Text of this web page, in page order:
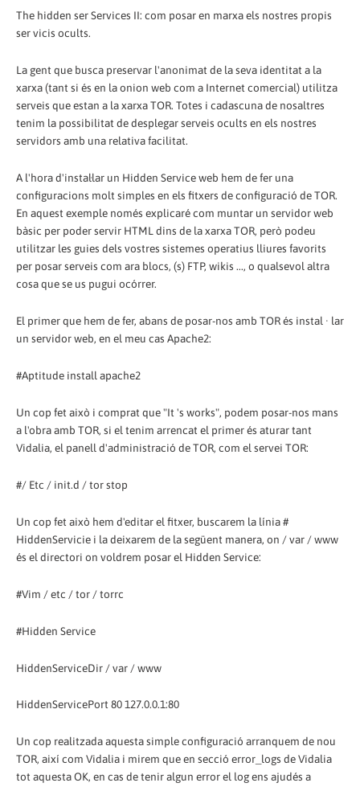
The hidden ser Services II: com posar en marxa els nostres propis
ser vicis ocults.
La gent que busca preservar l'anonimat de la seva identitat a la
xarxa (tant si és en la onion web com a Internet comercial) utilitza
serveis que estan a la xarxa TOR. Totes i cadascuna de nosaltres
tenim la possibilitat de desplegar serveis ocults en els nostres
servidors amb una relativa facilitat.
A l'hora d'instal·lar un Hidden Service web hem de fer una
configuracions molt simples en els fitxers de configuració de TOR.
En aquest exemple només explicaré com muntar un servidor web
bàsic per poder servir HTML dins de la xarxa TOR, però podeu
utilitzar les guies dels vostres sistemes operatius lliures favorits
per posar serveis com ara blocs, (s) FTP, wikis ..., o qualsevol altra
cosa que se us pugui ocórrer.
El primer que hem de fer, abans de posar-nos amb TOR és instal · lar
un servidor web, en el meu cas Apache2:
#Aptitude install apache2
Un cop fet això i comprat que "It 's works", podem posar-nos mans
a l'obra amb TOR, si el tenim arrencat el primer és aturar tant
Vidalia, el panell d'administració de TOR, com el servei TOR:
#/ Etc / init.d / tor stop
Un cop fet això hem d'editar el fitxer, buscarem la línia #
HiddenServicie i la deixarem de la següent manera, on / var / www
és el directori on voldrem posar el Hidden Service:
#Vim / etc / tor / torrc
#Hidden Service
HiddenServiceDir / var / www
HiddenServicePort 80 127.0.0.1:80
Un cop realitzada aquesta simple configuració arranquem de nou
TOR, així com Vidalia i mirem que en secció error_logs de Vidalia
tot aquesta OK, en cas de tenir algun error el log ens ajudés a